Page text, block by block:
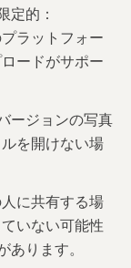
定的：
ラットフォー
ードがサポー
ージョンの写真
を開けない場
に共有する場
いない可能性
ります。